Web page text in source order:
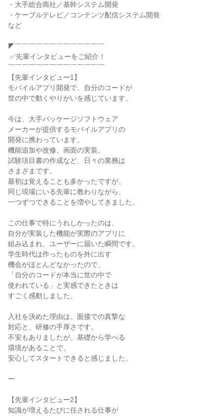
・大手総合商社／基幹システム開発
・ケーブルテレビ／コンテンツ配信システム開発
など
◤￣￣￣￣￣￣￣￣￣￣￣￣￣
￣￣￣￣￣￣￣￣￣￣￣￣￣￣
【先輩インタビュー1】
モバイルアプリ開発で、自分のコードが
世の中で動くやりがいを感じています。
今は、大手パッケージソフトウェア
メーカーが提供するモバイルアプリの
開発に携わっています。
機能追加や改修、画面の実装、
試験項目書の作成など、日々の業務は
さまざまです。
最初は覚えることも多かったですが、
同じ現場にいる先輩に教わりながら、
一つずつできることを増やしてきました。
この仕事で特にうれしかったのは、
自分が実装した機能が実際のアプリに
組み込まれ、ユーザーに届いた瞬間です。
学生時代は作ったものを外に出す
機会がほとんどなかったので、
「自分のコードが本当に世の中で
使われている」と実感できたときは
すごく感動しました。
入社を決めた理由は、面接での真摯な
対応と、研修の手厚さです。
不安もありましたが、基礎から学べる
環境があることで、
安心してスタートできると感じました。
ー
【先輩インタビュー2】
知識が増えるたびに任される仕事が